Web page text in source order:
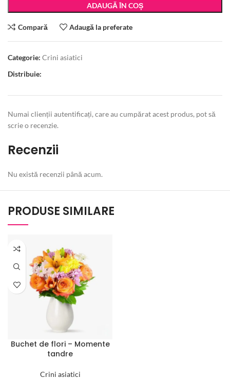
ADAUGĂ ÎN COȘ
Compară Adaugă la preferate
Categorie: Crini asiatici
Distribuie:
Recenzii
Nu există recenzii până acum.
Numai clienții autentificați, care au cumpărat acest produs, pot să
scrie o recenzie.
PRODUSE SIMILARE
Buchet de flori – Momente
tandre
Crini asiatici